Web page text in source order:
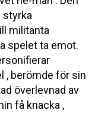
styrka
militanta
spelet ta emot.
, berömde för sin
överlevnad av
få knacka ,